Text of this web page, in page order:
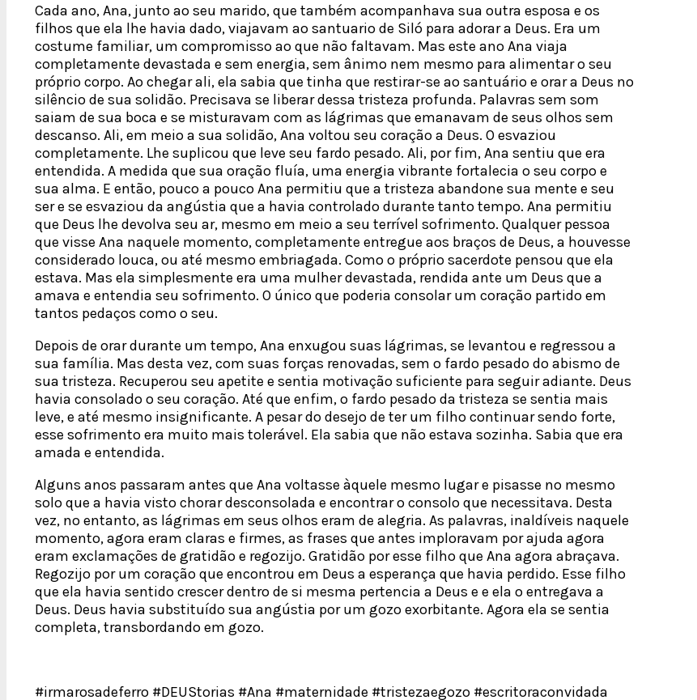
Cada ano, Ana, junto ao seu marido, que também acompanhava sua outra esposa e os
filhos que ela lhe havia dado, viajavam ao santuario de Siló para adorar a Deus. Era um
costume familiar, um compromisso ao que não faltavam. Mas este ano Ana viaja
completamente devastada e sem energia, sem ânimo nem mesmo para alimentar o seu
próprio corpo. Ao chegar ali, ela sabia que tinha que restirar-se ao santuário e orar a Deus no
silêncio de sua solidão. Precisava se liberar dessa tristeza profunda. Palavras sem som
saiam de sua boca e se misturavam com as lágrimas que emanavam de seus olhos sem
descanso. Ali, em meio a sua solidão, Ana voltou seu coração a Deus. O esvaziou
completamente. Lhe suplicou que leve seu fardo pesado. Ali, por fim, Ana sentiu que era
entendida. A medida que sua oração fluía, uma energia vibrante fortalecia o seu corpo e
sua alma. E então, pouco a pouco Ana permitiu que a tristeza abandone sua mente e seu
ser e se esvaziou da angústia que a havia controlado durante tanto tempo. Ana permitiu
que Deus lhe devolva seu ar, mesmo em meio a seu terrível sofrimento. Qualquer pessoa
que visse Ana naquele momento, completamente entregue aos braços de Deus, a houvesse
considerado louca, ou até mesmo embriagada. Como o próprio sacerdote pensou que ela
estava. Mas ela simplesmente era uma mulher devastada, rendida ante um Deus que a
amava e entendia seu sofrimento. O único que poderia consolar um coração partido em
tantos pedaços como o seu.
Depois de orar durante um tempo, Ana enxugou suas lágrimas, se levantou e regressou a
sua família. Mas desta vez, com suas forças renovadas, sem o fardo pesado do abismo de
sua tristeza. Recuperou seu apetite e sentia motivação suficiente para seguir adiante. Deus
havia consolado o seu coração. Até que enfim, o fardo pesado da tristeza se sentia mais
leve, e até mesmo insignificante. A pesar do desejo de ter um filho continuar sendo forte,
esse sofrimento era muito mais tolerável. Ela sabia que não estava sozinha. Sabia que era
amada e entendida.
Alguns anos passaram antes que Ana voltasse àquele mesmo lugar e pisasse no mesmo
solo que a havia visto chorar desconsolada e encontrar o consolo que necessitava. Desta
vez, no entanto, as lágrimas em seus olhos eram de alegria. As palavras, inaldíveis naquele
momento, agora eram claras e firmes, as frases que antes imploravam por ajuda agora
eram exclamações de gratidão e regozijo. Gratidão por esse filho que Ana agora abraçava.
Regozijo por um coração que encontrou em Deus a esperança que havia perdido. Esse filho
que ela havia sentido crescer dentro de si mesma pertencia a Deus e e ela o entregava a
Deus. Deus havia substituído sua angústia por um gozo exorbitante. Agora ela se sentia
completa, transbordando em gozo.
#irmarosadeferro #DEUStorias #Ana #maternidade #tristezaegozo #escritoraconvidada